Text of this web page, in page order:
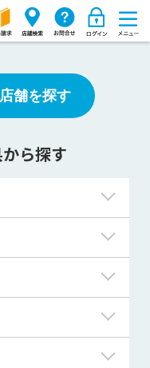
舗を探す
ら探す